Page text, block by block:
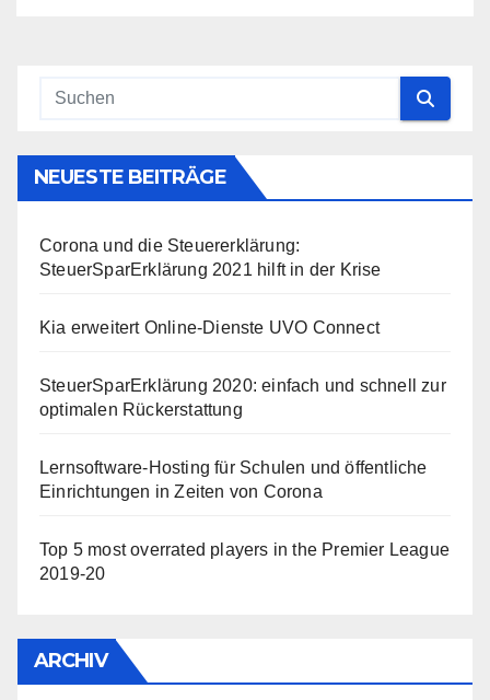
NEUESTE BEITRÄGE
Corona und die Steuererklärung:
SteuerSparErklärung 2021 hilft in der Krise
Kia erweitert Online-Dienste UVO Connect
SteuerSparErklärung 2020: einfach und schnell zur
optimalen Rückerstattung
Lernsoftware-Hosting für Schulen und öffentliche
Einrichtungen in Zeiten von Corona
Top 5 most overrated players in the Premier League
2019-20
ARCHIV